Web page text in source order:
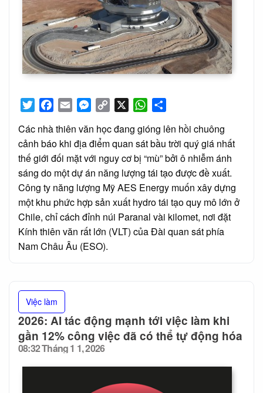
TwitterFacebook
Email Messenger
Copy
WhatsApp
Các nhà thiên văn học đang gióng lên hồi chuông
cảnh báo khi địa điểm quan sát bầu trời quý giá nhất
thế giới đối mặt với nguy cơ bị “mù” bởi ô nhiễm ánh
sáng do một dự án năng lượng tái tạo được đề xuất.
Công ty năng lượng Mỹ AES Energy muốn xây dựng
một khu phức hợp sản xuất hydro tái tạo quy mô lớn ở
Chile, chỉ cách đỉnh núi Paranal vài kilomet, nơi đặt
Kính thiên văn rất lớn (VLT) của Đài quan sát phía
Nam Châu Âu (ESO).
Việc làm
2026: AI tác động mạnh tới việc làm khi
gần 12% công việc đã có thể tự động hóa
Posted
on
08:32 Tháng 1 1, 2026